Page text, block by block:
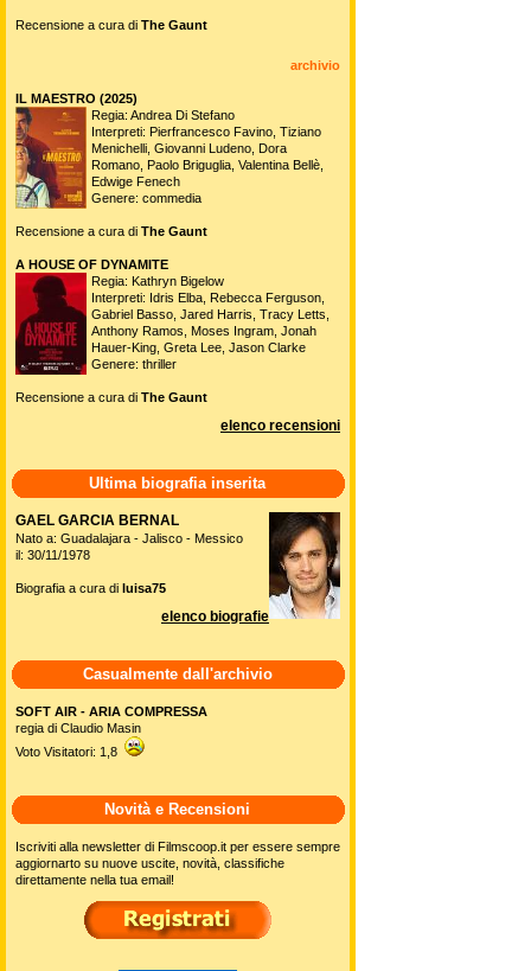
Recensione a cura di The Gaunt
archivio
IL MAESTRO (2025)
Regia: Andrea Di Stefano
Interpreti: Pierfrancesco Favino, Tiziano
Menichelli, Giovanni Ludeno, Dora
Romano, Paolo Briguglia, Valentina Bellè,
Edwige Fenech
Genere: commedia
Recensione a cura di The Gaunt
A HOUSE OF DYNAMITE
Regia: Kathryn Bigelow
Interpreti: Idris Elba, Rebecca Ferguson,
Gabriel Basso, Jared Harris, Tracy Letts,
Anthony Ramos, Moses Ingram, Jonah
Hauer-King, Greta Lee, Jason Clarke
Genere: thriller
Recensione a cura di The Gaunt
elenco recensioni
Ultima biografia inserita
GAEL GARCIA BERNAL
Nato a: Guadalajara - Jalisco - Messico
il: 30/11/1978
Biografia a cura di luisa75
elenco biografie
Casualmente dall'archivio
SOFT AIR - ARIA COMPRESSA
regia di Claudio Masin
Voto Visitatori: 1,8
Novità e Recensioni
Iscriviti alla newsletter di Filmscoop.it per essere sempre
aggiornarto su nuove uscite, novità, classifiche
direttamente nella tua email!